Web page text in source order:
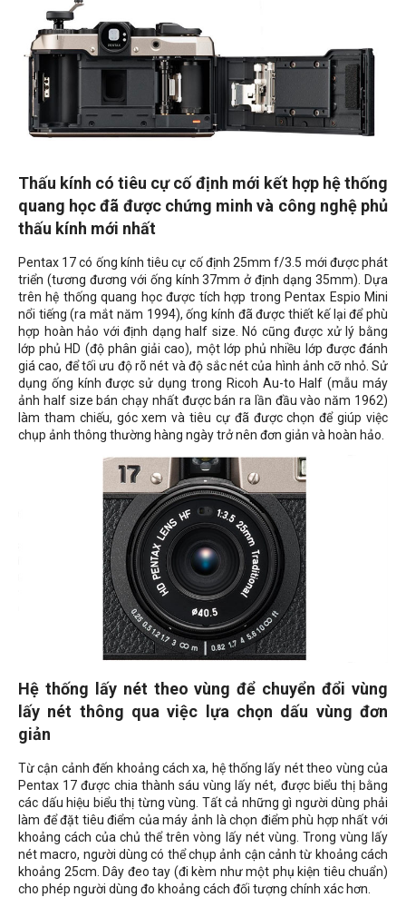
Thấu kính có tiêu cự cố định mới kết hợp hệ thống
quang học đã được chứng minh và công nghệ phủ
thấu kính mới nhất
Pentax 17 có ống kính tiêu cự cố định 25mm f/3.5 mới được phát
triển (tương đương với ống kính 37mm ở định dạng 35mm). Dựa
trên hệ thống quang học được tích hợp trong Pentax Espio Mini
nổi tiếng (ra mắt năm 1994), ống kính đã được thiết kế lại để phù
hợp hoàn hảo với định dạng half size. Nó cũng được xử lý bằng
lớp phủ HD (độ phân giải cao), một lớp phủ nhiều lớp được đánh
giá cao, để tối ưu độ rõ nét và độ sắc nét của hình ảnh cỡ nhỏ. Sử
dụng ống kính được sử dụng trong Ricoh Au-to Half (mẫu máy
ảnh half size bán chạy nhất được bán ra lần đầu vào năm 1962)
làm tham chiếu, góc xem và tiêu cự đã được chọn để giúp việc
chụp ảnh thông thường hàng ngày trở nên đơn giản và hoàn hảo.
Hệ thống lấy nét theo vùng để chuyển đổi vùng
lấy nét thông qua việc lựa chọn dấu vùng đơn
giản
Từ cận cảnh đến khoảng cách xa, hệ thống lấy nét theo vùng của
Pentax 17 được chia thành sáu vùng lấy nét, được biểu thị bằng
các dấu hiệu biểu thị từng vùng. Tất cả những gì người dùng phải
làm để đặt tiêu điểm của máy ảnh là chọn điểm phù hợp nhất với
khoảng cách của chủ thể trên vòng lấy nét vùng. Trong vùng lấy
nét macro, người dùng có thể chụp ảnh cận cảnh từ khoảng cách
khoảng 25cm. Dây đeo tay (đi kèm như một phụ kiện tiêu chuẩn)
cho phép người dùng đo khoảng cách đối tượng chính xác hơn.